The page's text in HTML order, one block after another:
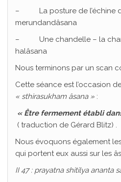
– La posture de l’échine
merundandâsana
– Une chandelle – la
halâsana
Nous terminons par un scan
Cette séance est l’occasion
« sthirasukham âsana » :
« Être fermement établi
( traduction de Gérard Blitz) .
Nous évoquons également
qui portent eux aussi sur les
II 47 : prayatna shitilya ananta